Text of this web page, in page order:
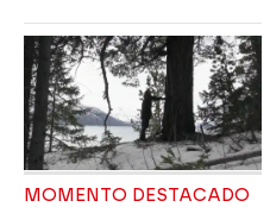
MOMENTO DESTACADO